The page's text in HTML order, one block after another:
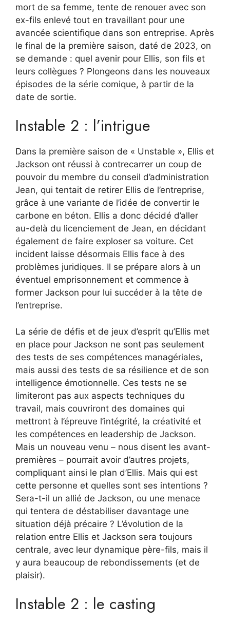
mort de sa femme, tente de renouer avec son
ex-fils enlevé tout en travaillant pour une
avancée scientifique dans son entreprise. Après
le final de la première saison, daté de 2023, on
se demande : quel avenir pour Ellis, son fils et
leurs collègues ? Plongeons dans les nouveaux
épisodes de la série comique, à partir de la
date de sortie.
Instable 2 : l’intrigue
Dans la première saison de « Unstable », Ellis et
Jackson ont réussi à contrecarrer un coup de
pouvoir du membre du conseil d’administration
Jean, qui tentait de retirer Ellis de l’entreprise,
grâce à une variante de l’idée de convertir le
carbone en béton. Ellis a donc décidé d’aller
au-delà du licenciement de Jean, en décidant
également de faire exploser sa voiture. Cet
incident laisse désormais Ellis face à des
problèmes juridiques. Il se prépare alors à un
éventuel emprisonnement et commence à
former Jackson pour lui succéder à la tête de
l’entreprise.
La série de défis et de jeux d’esprit qu’Ellis met
en place pour Jackson ne sont pas seulement
des tests de ses compétences managériales,
mais aussi des tests de sa résilience et de son
intelligence émotionnelle. Ces tests ne se
limiteront pas aux aspects techniques du
travail, mais couvriront des domaines qui
mettront à l’épreuve l’intégrité, la créativité et
les compétences en leadership de Jackson.
Mais un nouveau venu – nous disent les avant-
premières – pourrait avoir d’autres projets,
compliquant ainsi le plan d’Ellis. Mais qui est
cette personne et quelles sont ses intentions ?
Sera-t-il un allié de Jackson, ou une menace
qui tentera de déstabiliser davantage une
situation déjà précaire ? L’évolution de la
relation entre Ellis et Jackson sera toujours
centrale, avec leur dynamique père-fils, mais il
y aura beaucoup de rebondissements (et de
plaisir).
Instable 2 : le casting